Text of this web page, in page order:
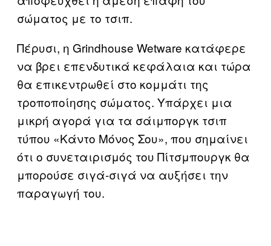
σώματος με το τσιπ.
Πέρυσι, η Grindhouse Wetware κατάφερε
να βρει επενδυτικά κεφάλαια και τώρα
θα επικεντρωθεί στο κομμάτι της
τροποποίησης σώματος. Υπάρχει μια
μικρή αγορά για τα σάιμποργκ τσιπ
τύπου «Κάντο Μόνος Σου», που σημαίνει
ότι ο συνεταιρισμός του Πίτσμπουργκ θα
μπορούσε σιγά-σιγά να αυξήσει την
παραγωγή του.